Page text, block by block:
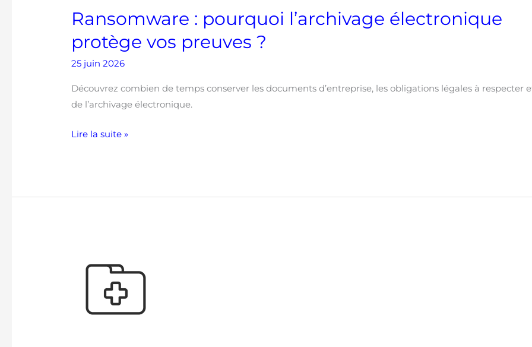
Ransomware : pourquoi l’archivage électronique
protège vos preuves ?
25 juin 2026
Découvrez combien de temps conserver les documents d’entreprise, les obligations légales à respecter
de l’archivage électronique.
preuves
?
Lire la suite »
des
santé